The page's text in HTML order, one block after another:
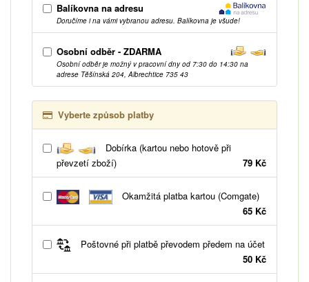
Balíkovna na adresu
Doručíme i na vámi vybranou adresu. Balíkovna je všude!
Osobní odběr - ZDARMA
Osobní odběr je možný v pracovní dny od 7:30 do 14:30 na
adrese Těšínská 204, Albrechtice 735 43
Vyberte způsob platby
Dobírka (kartou nebo hotově při
převzetí zboží)
79 Kč
Okamžitá platba kartou (Comgate)
65 Kč
Poštovné při platbě převodem předem na účet
50 Kč